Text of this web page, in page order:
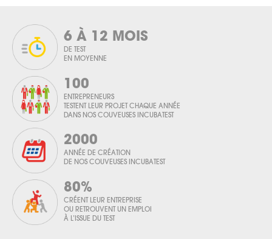
6 À 12 MOIS
DE TEST
EN MOYENNE
100
ENTREPRENEURS
TESTENT LEUR PROJET CHAQUE ANNÉE
DANS NOS COUVEUSES INCUBATEST
2000
ANNÉE DE CRÉATION
DE NOS COUVEUSES INCUBATEST
80%
CRÉENT LEUR ENTREPRISE
OU RETROUVENT UN EMPLOI
À L’ISSUE DU TEST